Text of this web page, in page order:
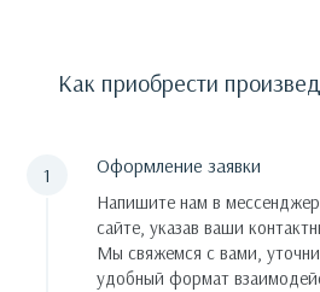
Как приобрести
Оформление заявки
Напишите нам в
сайте, указав ваши
Мы свяжемся с вами,
удобный формат